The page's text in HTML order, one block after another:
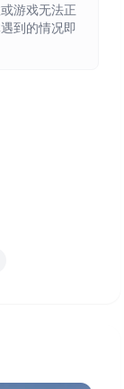
游戏无法正
到的情况即